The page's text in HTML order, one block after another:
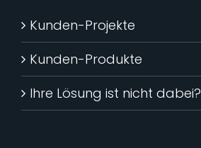
Kunden-Projekte
Kunden-Produkte
Ihre Lösung ist nicht dabei?